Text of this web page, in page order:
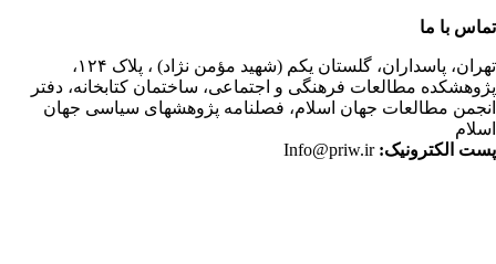
با ما
پاسداران، گلستان یکم (شهید مؤمن نژاد) ، پلاک ۱۲۴،
مطالعات فرهنگی و اجتماعی، ساختمان کتابخانه، دفتر
مطالعات جهان اسلام، فصلنامه پژوهشهای سیاسی جهان
الکترونیک:Info@priw.ir